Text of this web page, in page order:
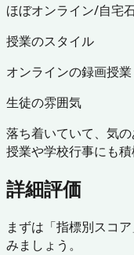
ほぼオンライン/自宅
授業のスタイル
オンラインの録画授
生徒の雰囲気
落ち着いていて、気
授業や学校行事にも
詳細評価
まずは「指標別スコ
みましょう。